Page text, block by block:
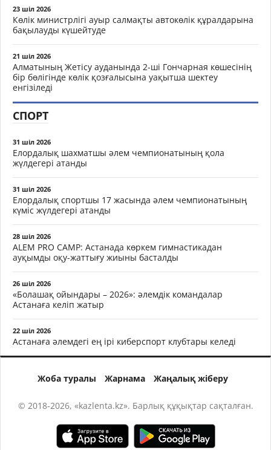
23 шіл 2026
Көлік министрлігі ауыр салмақты автокөлік құралдарына
бақылауды күшейтуде
21 шіл 2026
Алматының Жетісу ауданында 2-ші Гончарная көшесінің
бір бөлігінде көлік қозғалысына уақытша шектеу
енгізіледі
СПОРТ
31 шіл 2026
Елордалық шахматшы әлем чемпионатының қола
жүлдегері атанды
31 шіл 2026
Елордалық спортшы 17 жасында әлем чемпионатының
күміс жүлдегері атанды
28 шіл 2026
ALEM PRO CAMP: Астанада көркем гимнастикадан
ауқымды оқу-жаттығу жиыны басталды
26 шіл 2026
«Болашақ ойындары – 2026»: әлемдік командалар
Астанаға келіп жатыр
22 шіл 2026
Астанаға әлемдегі ең ірі киберспорт клубтары келеді
Жоба туралы Жарнама Жаңалық жіберу
© 2018-2026, «kazlenta.kz». Барлық құқықтар сақталған.